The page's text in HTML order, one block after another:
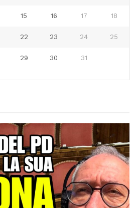
15 16 17 18
22 23 24 25
29 30 31